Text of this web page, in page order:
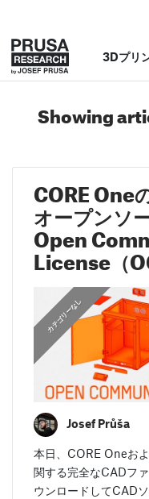
3Dプリ
Showing
CORE One
オープンソ
Open
License（
FEATURED
HIGHLIGHTS
カテゴリーなし
Josef Průša
本日、CORE Oneお
関する完全なCADフ
ウンロードしてCAD